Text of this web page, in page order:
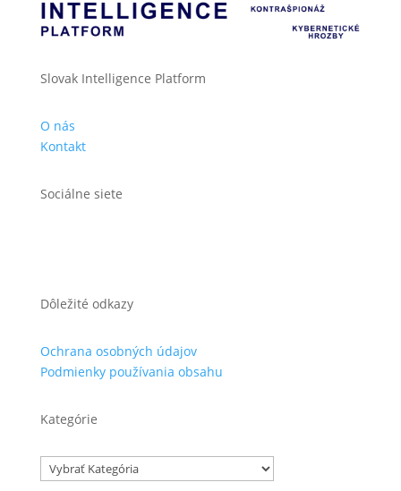
Slovak Intelligence Platform
O nás
Kontakt
Sociálne siete
Dôležité odkazy
Ochrana osobných údajov
Podmienky používania obsahu
Kategórie
Kategórie